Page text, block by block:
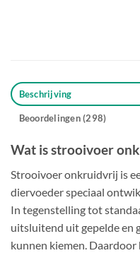
Beschrijving
Beoordelingen (298)
Wat is strooivoer
Strooivoer onkruidvrij is
diervoeder speciaal
In tegenstelling tot
uitsluitend uit gepelde en
kunnen kiemen.